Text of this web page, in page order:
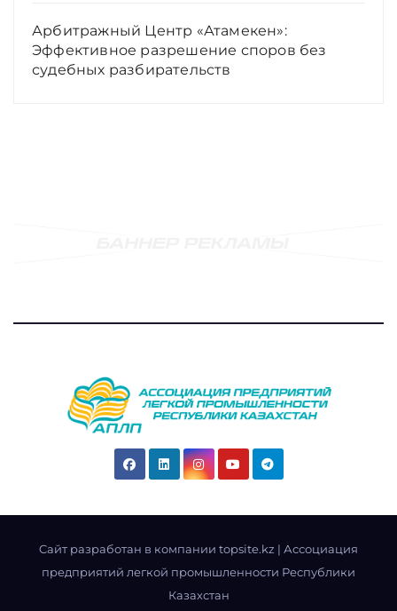
Арбитражный Центр «Атамекен»:
Эффективное разрешение споров без
судебных разбирательств
Cайт разработан в компании topsite.kz | Ассоциация
предприятий легкой промышленности Республики
Казахстан